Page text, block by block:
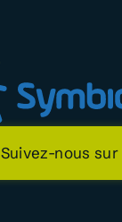
Suivez-nous sur